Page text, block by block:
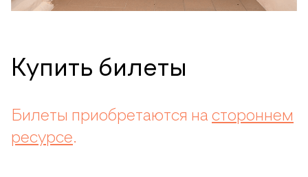
Купить билеты
Билеты приобретаются на стороннем
ресурсе.